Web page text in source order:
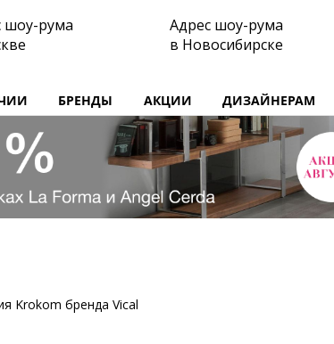
шоу-рума
Адрес шоу-рума
в Новосибирске
БРЕНДЫ АКЦИИ ДИЗАЙНЕРАМ
Krokom бренда Vical